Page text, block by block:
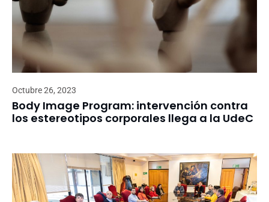
Octubre 26, 2023
Body Image Program: intervención contra
los estereotipos corporales llega a la UdeC